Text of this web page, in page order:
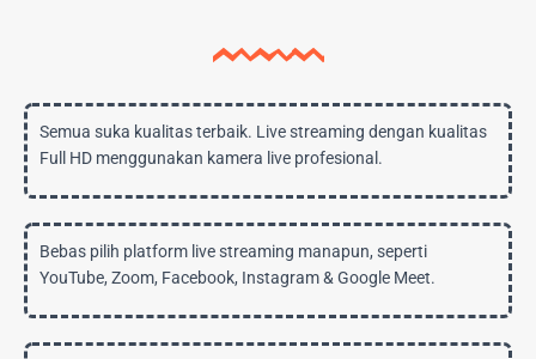
Semua suka kualitas terbaik. Live streaming dengan kualitas
Full HD menggunakan kamera live profesional.
Bebas pilih platform live streaming manapun, seperti
YouTube, Zoom, Facebook, Instagram & Google Meet.